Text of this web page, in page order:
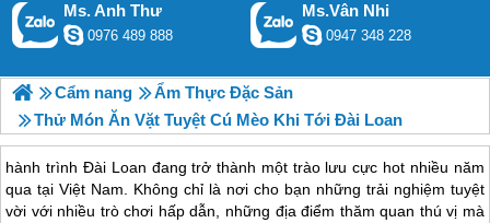
Ms. Anh Thư
0976 489 888
Ms.Vân Nhi
0947 348 228
Cẩm nang
Ẩm Thực Đặc Sản
Thử Món Ăn Vặt Tuyệt Cú Mèo Khi Tới Đài Loan
hành trình Đài Loan đang trở thành một trào lưu cực hot nhiều năm
qua tại Việt Nam. Không chỉ là nơi cho bạn những trải nghiệm tuyệt
vời với nhiều trò chơi hấp dẫn, những địa điểm thăm quan thú vị mà